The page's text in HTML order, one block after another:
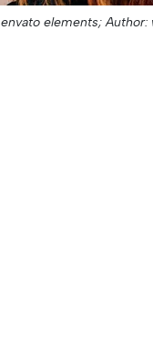
elements; Author: